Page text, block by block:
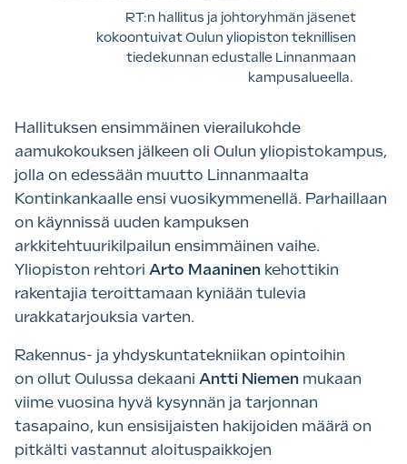
RT:n hallitus ja johtoryhmän jäsenet
kokoontuivat Oulun yliopiston teknillisen
tiedekunnan edustalle Linnanmaan
kampusalueella.
Hallituksen ensimmäinen vierailukohde
aamukokouksen jälkeen oli Oulun yliopistokampus,
jolla on edessään muutto Linnanmaalta
Kontinkankaalle ensi vuosikymmenellä. Parhaillaan
on käynnissä uuden kampuksen
arkkitehtuurikilpailun ensimmäinen vaihe.
Yliopiston rehtori Arto Maaninen kehottikin
rakentajia teroittamaan kyniään tulevia
urakkatarjouksia varten.
Rakennus- ja yhdyskuntatekniikan opintoihin
on ollut Oulussa dekaani Antti Niemen mukaan
viime vuosina hyvä kysynnän ja tarjonnan
tasapaino, kun ensisijaisten hakijoiden määrä on
pitkälti vastannut aloituspaikkojen